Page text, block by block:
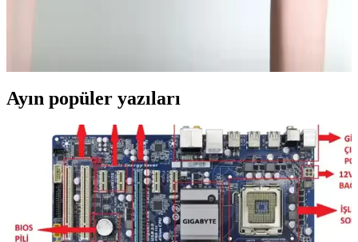
Nintendo Switch 2'nin Avrupa versiyonu, AB'nin tamir edilebilirlik
Ayın popüler yazıları